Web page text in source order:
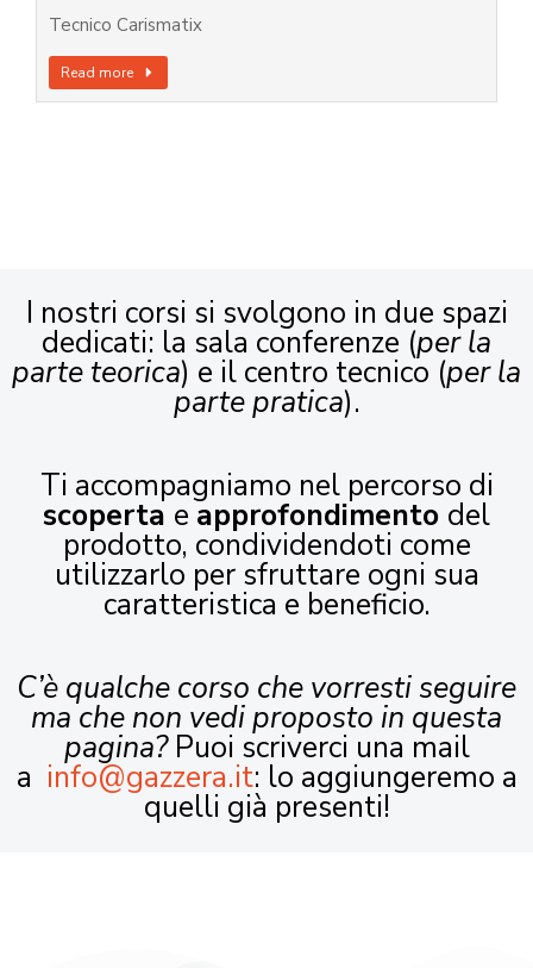
Tecnico Carismatix
Read more
I nostri corsi si svolgono in due spazi
dedicati: la sala conferenze (per la
parte teorica) e il centro tecnico (per la
parte pratica).
Ti accompagniamo nel percorso di
scoperta e approfondimento del
prodotto, condividendoti come
utilizzarlo per sfruttare ogni sua
caratteristica e beneficio.
C’è qualche corso che vorresti seguire
ma che non vedi proposto in questa
pagina?Puoi scriverci una mail
a info@gazzera.it: lo aggiungeremo a
quelli già presenti!